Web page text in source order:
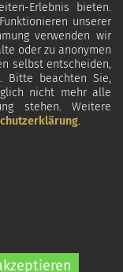
Erlebnis bieten.
unserer
verwenden wir
oder zu anonymen
selbst entscheiden,
Bitte beachten Sie,
nicht mehr alle
stehen. Weitere
.